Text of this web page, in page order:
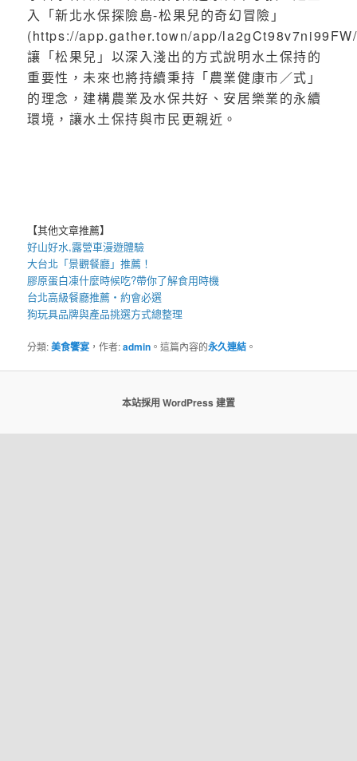
入「新北水保探險島-松果兒的奇幻冒險」
(https://app.gather.town/app/
讓「松果兒」以深入淺出的方式說明水土保持的
重要性，未來也將持續秉持「農業健康市／式」
的理念，建構農業及水保共好、安居樂業的永續
環境，讓水土保持與市民更親近。
【其他文章推薦】
好山好水,露營車漫遊體驗
大台北「景觀餐廳」推薦！
膠原蛋白凍什麼時候吃?帶你了解食用時機
台北高級餐廳推薦・約會必選
狗玩具品牌與產品挑選方式總整理
分類:美食饗宴 ，作者:admin 。這篇內容的永久連結 。
本站採用 WordPress 建置